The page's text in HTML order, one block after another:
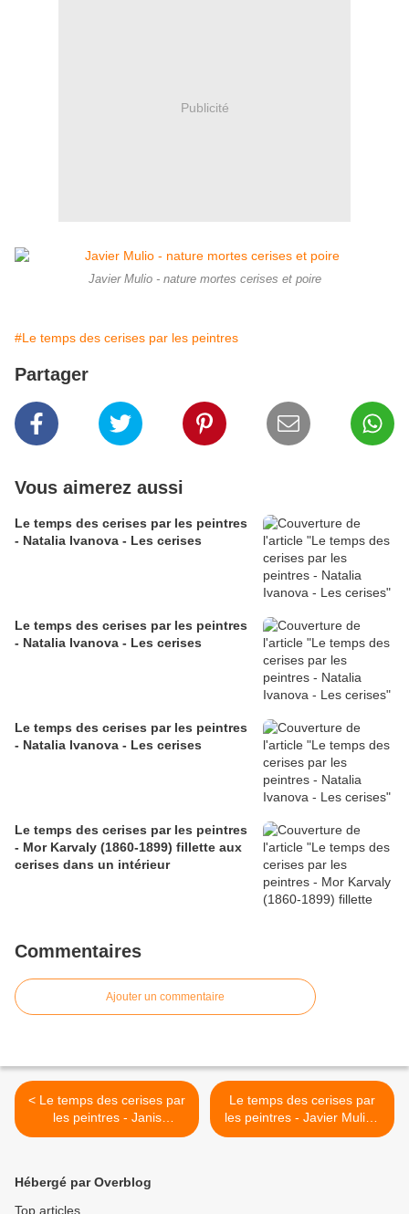
Publicité
Javier Mulio - nature mortes cerises et poire
#Le temps des cerises par les peintres
Partager
Vous aimerez aussi
Le temps des cerises par les peintres
- Natalia Ivanova - Les cerises
Le temps des cerises par les peintres
- Natalia Ivanova - Les cerises
Le temps des cerises par les peintres
- Natalia Ivanova - Les cerises
Le temps des cerises par les peintres
- Mor Karvaly (1860-1899) fillette aux
cerises dans un intérieur
Commentaires
Ajouter un commentaire
< Le temps des cerises par
les peintres - Janis
Rozentals - la cueillette des
Le temps des cerises par
les peintres - Javier Mulio -
nature morte verre et
Hébergé par Overblog
Top articles